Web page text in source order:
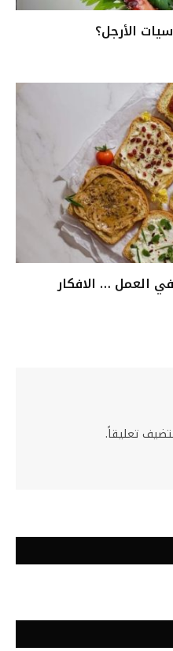
الأرجل؟
العمل … الافكار
تعليقاً.